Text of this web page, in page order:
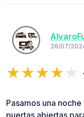
26/07/
Pasamos una
puertas abiertas